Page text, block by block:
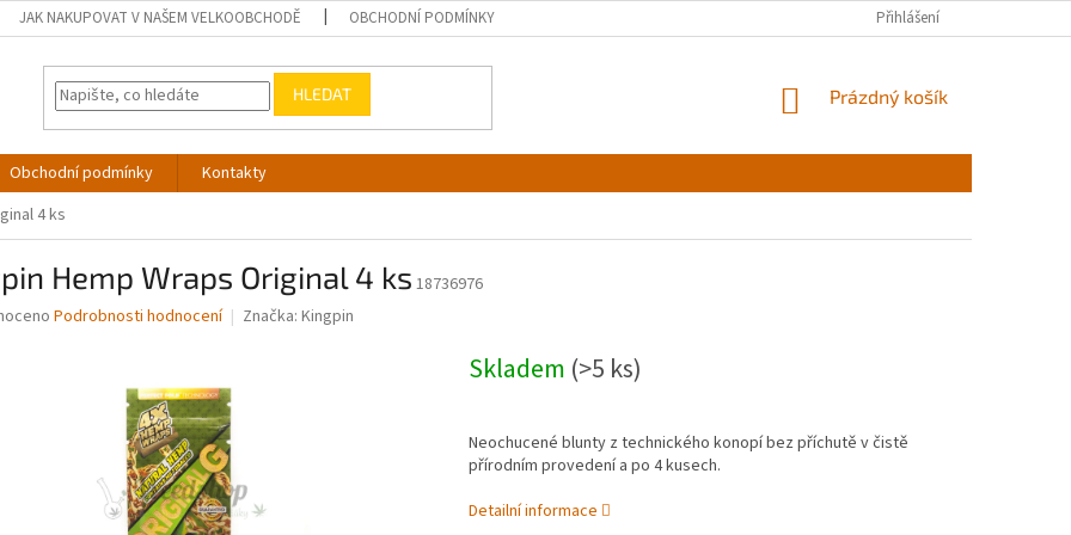
JAK NAKUPOVAT V NAŠEM VELKOOBCHODĚ OBCHODNÍ PODMÍNKY Přihlášení
HLEDAT
NÁKUPNÍ
Prázdný košík
Obchodní podmínky
Kontakty
4 ks
Hemp Wraps Original 4 ks 18736976
Podrobnosti hodnocení Značka: Kingpin
Skladem (>5 ks)
Neochucené blunty z technického konopí bez příchutě v čistě
přírodním provedení a po 4 kusech.
Detailní informace